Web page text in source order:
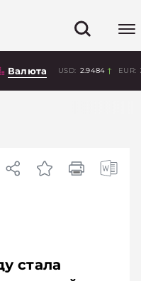
Валюта USD: 2.9484 EUR:
стала